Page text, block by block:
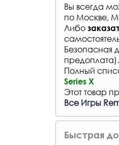
Вы всегда
по Москве,
Либо
Безопасная
предоплата).
Полный
Series X
Этот товар
Все Игры
Быстрая